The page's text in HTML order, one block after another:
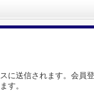
に送信されます。会員
す。